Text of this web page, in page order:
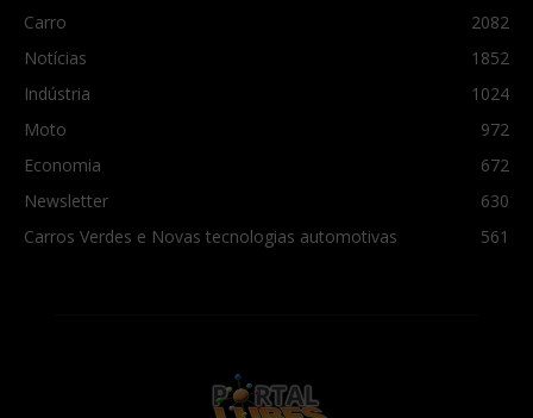
Carro
2082
Notícias
1852
Indústria
1024
Moto
972
Economia
672
Newsletter
630
Carros Verdes e Novas tecnologias automotivas
561